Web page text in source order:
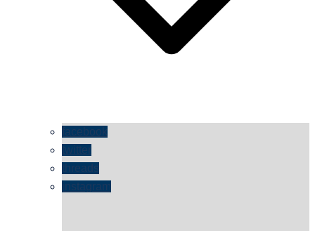
facebook
twitter
threads
instagram